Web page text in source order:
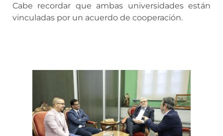
Cabe recordar que ambas universidades están
vinculadas por un acuerdo de cooperación.